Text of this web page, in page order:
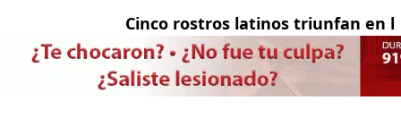
Cinco rostros latinos triunfan en laEl